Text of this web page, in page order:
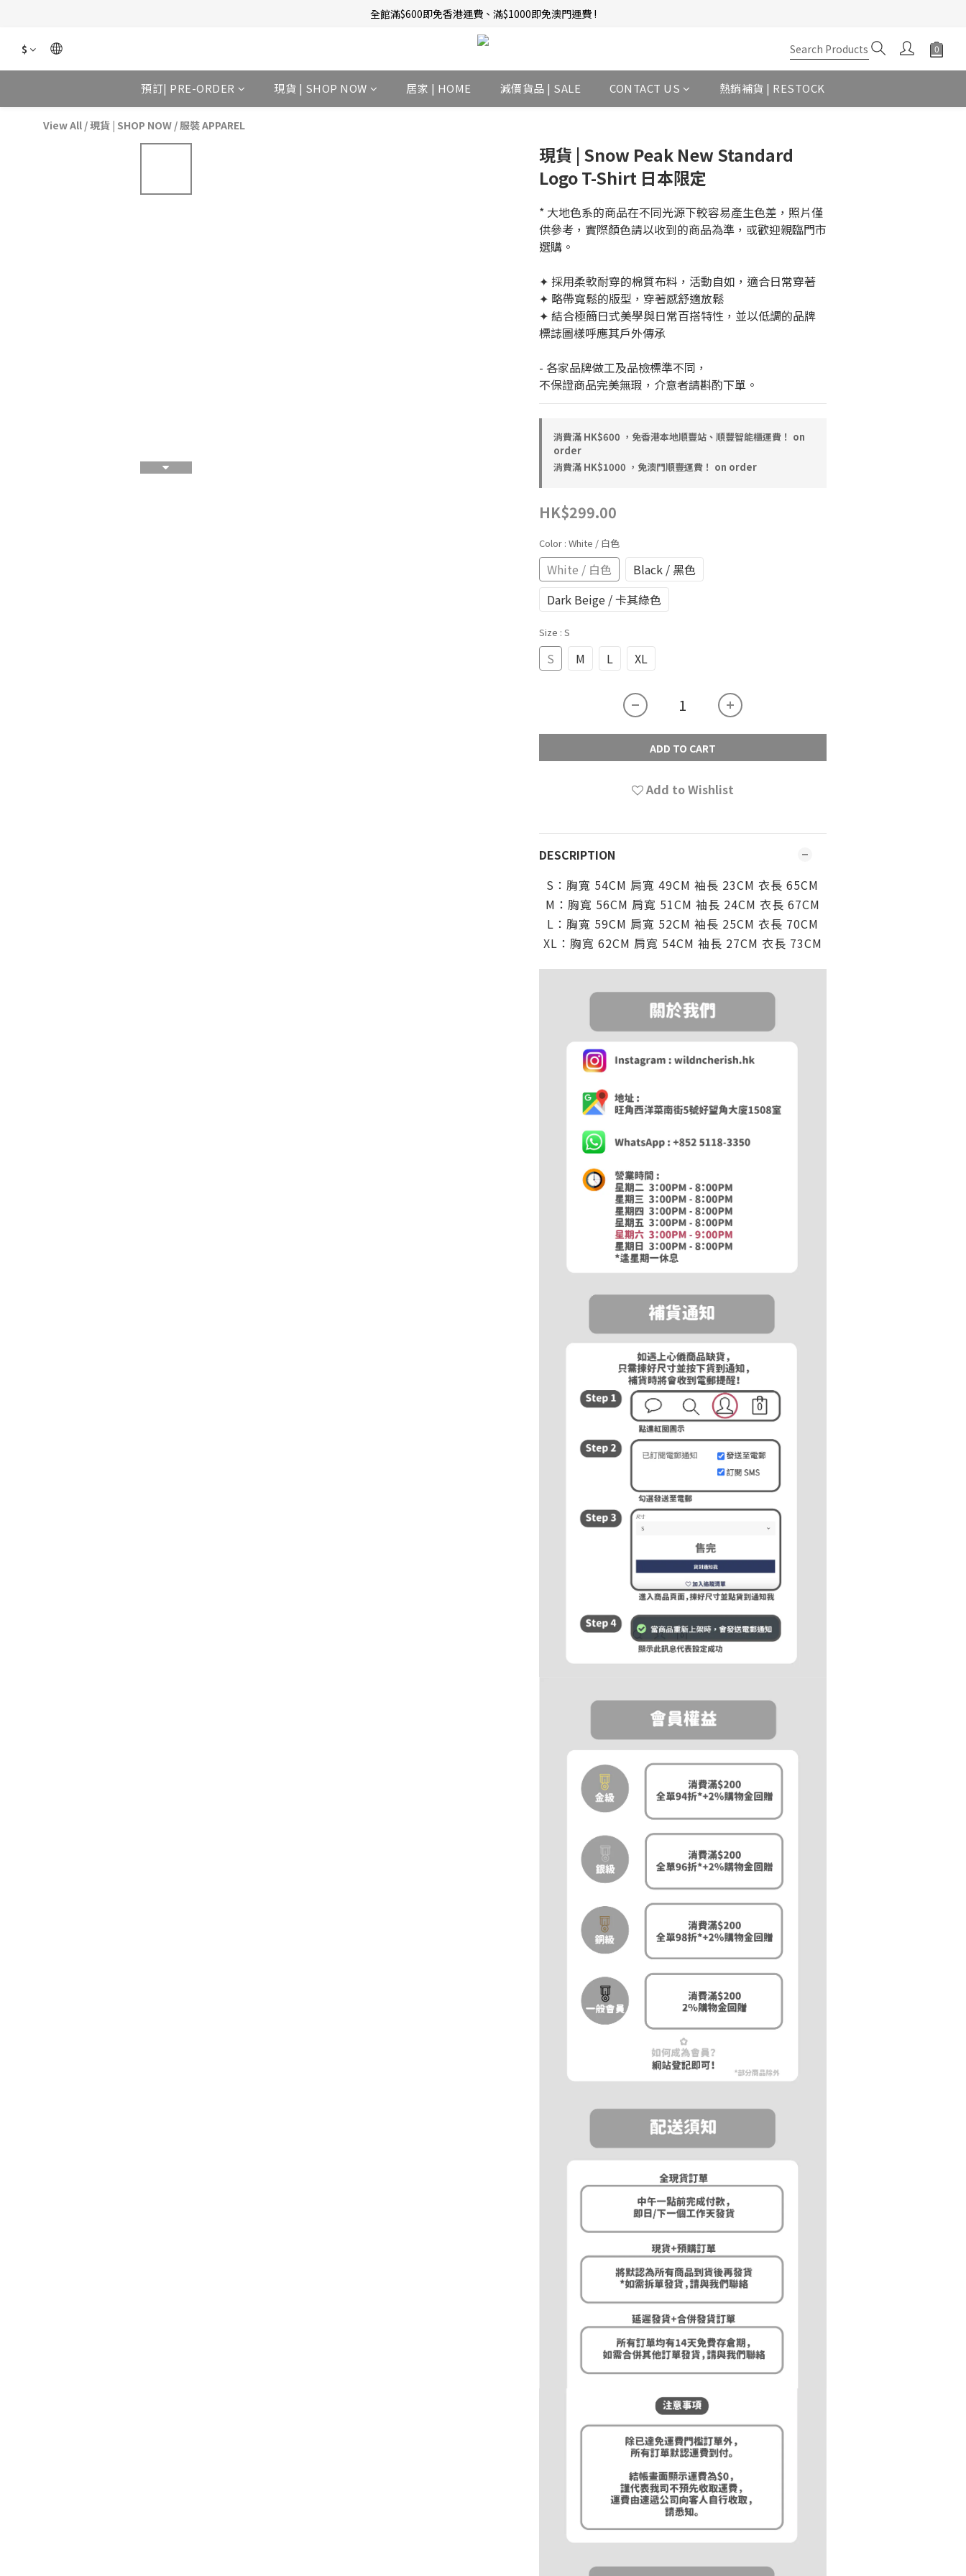
新會員招募中 | 即送 $12 購物金當錢使！
全館滿$600即免香港運費、滿$1000即免澳門運費 !
訂單完成後14天內圖文評價，即贈$10無限期購物金當錢使！
$
預訂| PRE-ORDER 現貨 | SHOP NOW 居家 | HOME 減價貨品 | SALE CONTACT US 熱銷補貨 | RESTOCK
View All /現貨 | SHOP NOW /服裝 APPAREL
現貨 | Snow Peak New Standard
Logo T-Shirt 日本限定
* 大地色系的商品在不同光源下較容易產生色差，照片僅
供參考，實際顏色請以收到的商品為準，或歡迎親臨門市
選購。
✦ 採用柔軟耐穿的棉質布料，活動自如，適合日常穿著
✦ 略帶寬鬆的版型，穿著感舒適放鬆
✦ 結合極簡日式美學與日常百搭特性，並以低調的品牌
標誌圖樣呼應其戶外傳承
- 各家品牌做工及品檢標準不同，
不保證商品完美無瑕，介意者請斟酌下單。
消費滿 HK$600 ，免香港本地順豐站、順豐智能櫃運費！ on
order
消費滿 HK$1000 ，免澳門順豐運費！ on order
HK$299.00
Color : White / 白色
White / 白色
Black / 黑色
Dark Beige / 卡其綠色
Size : S
S M L XL
ADD TO CART
Add to Wishlist
DESCRIPTION
S：胸寬 54CM 肩寬 49CM 袖長 23CM 衣長 65CM
M：胸寬 56CM 肩寬 51CM 袖長 24CM 衣長 67CM
L：胸寬 59CM 肩寬 52CM 袖長 25CM 衣長 70CM
XL：胸寬 62CM 肩寬 54CM 袖長 27CM 衣長 73CM